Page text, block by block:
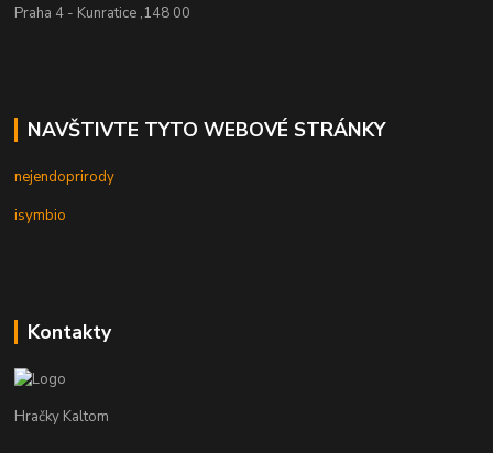
Praha 4 - Kunratice ,148 00
NAVŠTIVTE TYTO WEBOVÉ STRÁNKY
nejendoprirody
isymbio
Kontakty
Hračky Kaltom